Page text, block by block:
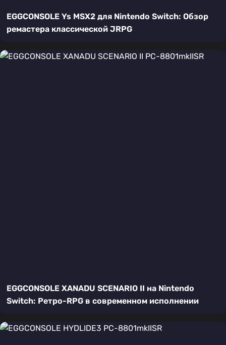
EGGCONSOLE Ys MSX2 для Nintendo Switch: Обзор
ремастера классической JRPG
EGGCONSOLE XANADU SCENARIO II на Nintendo
Switch: Ретро-RPG в современном исполнении